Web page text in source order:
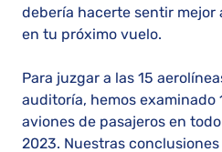
debería hacerte sentir mejor
en tu próximo vuelo.
Para juzgar a las 15
auditoría, hemos examinado
aviones de pasajeros en
2023. Nuestras